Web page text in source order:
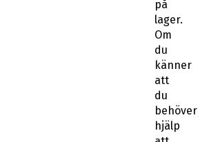
Om
du
känner
att
du
behöver
hjälp
att
hitta